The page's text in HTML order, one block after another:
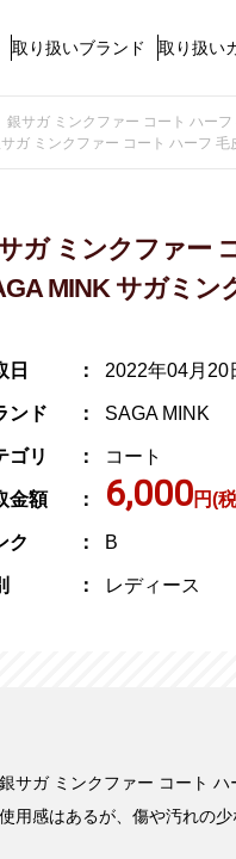
取り扱いブランド 取り扱い
銀サガ ミンクファー コート ハー
ガ ミンクファー コート ハーフ
ガ ミンクファー
MINK サガミン
日 2022年04月20
ンド SAGA MINK
ゴリ コート
金額 6,000円(
ク B
レディース
サガ ミンクファー コート
用感はあるが、傷や汚れの